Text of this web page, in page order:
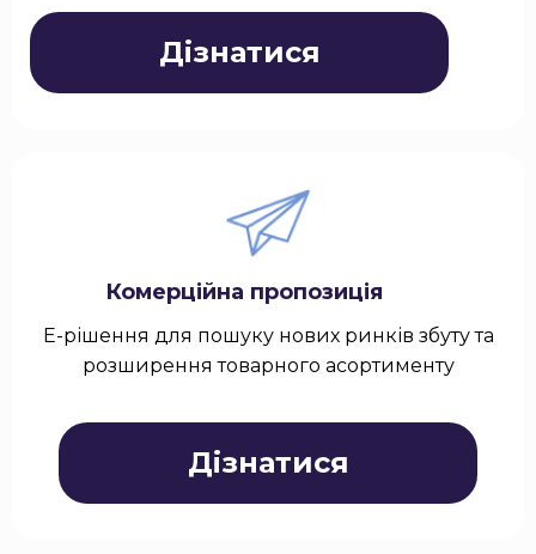
Дізнатися
Комерційна пропозиція
Е-рішення для пошуку нових ринків збуту та
розширення товарного асортименту
Дізнатися